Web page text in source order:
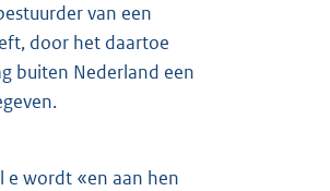
van een
door het daartoe
buiten Nederland een
e wordt «en aan hen